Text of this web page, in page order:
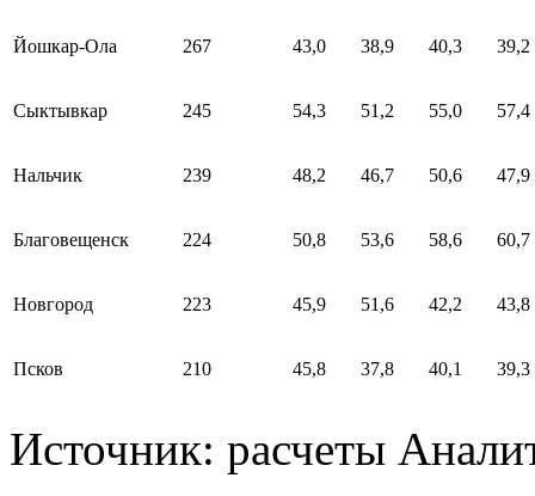
Йошкар-Ола 267 43,0 38,9 40,3 39,2
Сыктывкар 245 54,3 51,2 55,0 57,4
Нальчик 239 48,2 46,7 50,6 47,9
Благовещенск 224 50,8 53,6 58,6 60,7
Новгород 223 45,9 51,6 42,2 43,8
Псков 210 45,8 37,8 40,1 39,3
Источник: расчеты